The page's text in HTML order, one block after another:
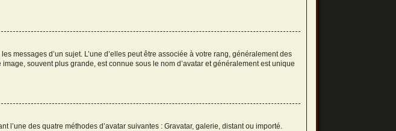
messages d’un sujet. L’une d’elles peut être associée à votre rang, généralement des
souvent plus grande, est connue sous le nom d’avatar et généralement est unique
l’une des quatre méthodes d’avatar suivantes : Gravatar, galerie, distant ou importé.